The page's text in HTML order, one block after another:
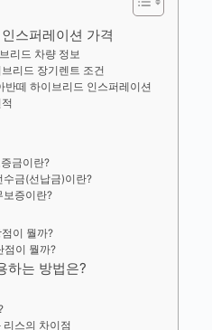
스퍼레이션 가격
리드 차량 정보
리드 장기렌트 조건
반떼 하이브리드 인스퍼레이션
금이란?
수금(선납금)이란?
보증이란?
이 뭘까?
점이 뭘까?
하는 방법은?
리스의 차이점